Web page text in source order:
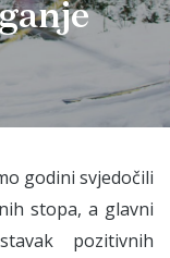
godini svjedočili
stopa, a glavni
pozitivnih